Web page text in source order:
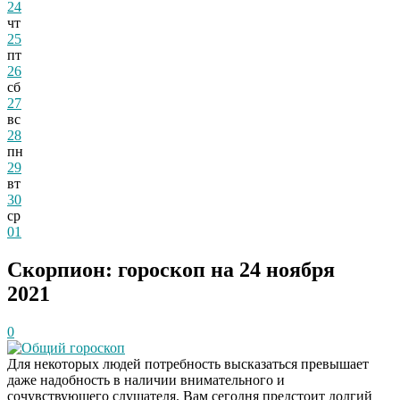
24
чт
25
пт
26
сб
27
вс
28
пн
29
вт
30
ср
01
Скорпион: гороскоп на 24 ноября
2021
0
Общий гороскоп
Для некоторых людей потребность высказаться превышает
даже надобность в наличии внимательного и
сочувствующего слушателя. Вам сегодня предстоит долгий